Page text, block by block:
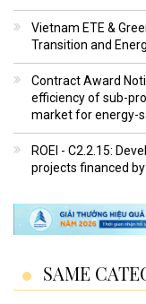
Vietnam ETE &
Transition and
Contract Award
efficiency of sub-
market for energy-
ROEI - C2.2.15:
projects financed by
SAME